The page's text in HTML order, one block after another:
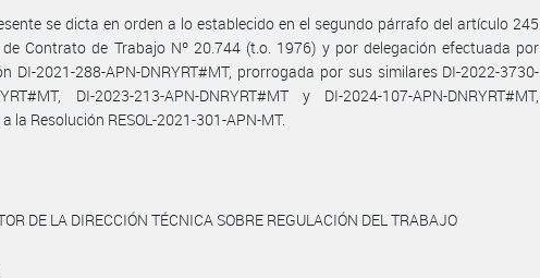
se dicta en orden a lo establecido en el segundo párrafo del artículo 245
Contrato de Trabajo Nº 20.744 (t.o. 1976) y por delegación efectuada por
DI-2021-288-APN-DNRYRT#MT, prorrogada por sus similares DI-2022-3730-
DI-2023-213-APN-DNRYRT#MT y DI-2024-107-APN-DNRYRT#MT,
la Resolución RESOL-2021-301-APN-MT.
DE LA DIRECCIÓN TÉCNICA SOBRE REGULACIÓN DEL TRABAJO